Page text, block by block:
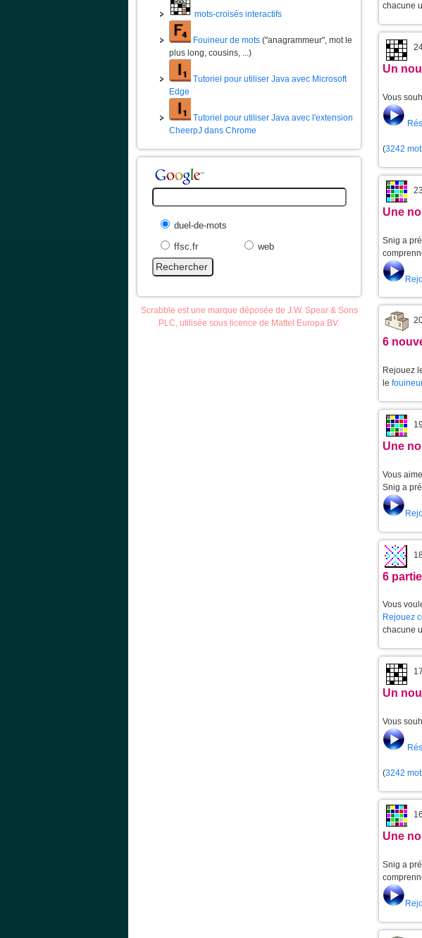
mots-croisés interactifs
Fouineur de mots ("anagrammeur", mot le
plus long, cousins, ...)
Tutoriel pour utiliser Java avec Microsoft
Edge
Tutoriel pour utiliser Java avec l'extension
CheerpJ dans Chrome
duel-de-mots
ffsc.fr
web
Scrabble est une marque déposée de J.W. Spear & Sons
PLC, utilisée sous licence de Mattel Europa BV.
chacune
Un
Vous
(3242
Une
Snig a
6
Rejouez
le
Une
Vous
Snig a
6
Vous
Rejouez
chacune
Un
Vous
(3242
Une
Snig a